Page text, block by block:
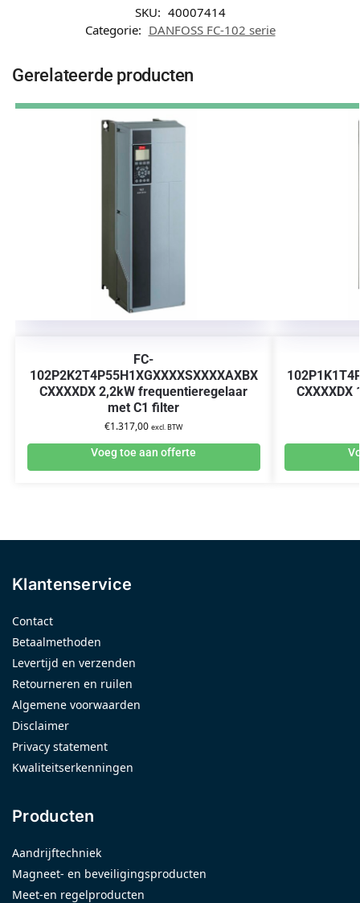
SKU: 40007414
Categorie: DANFOSS FC-102 serie
Gerelateerde producten
FC-
102P2K2T4P55H1XGXXXXSXXXXAXBX
CXXXXDX 2,2kW frequentieregelaar
met C1 filter
€1.317,00 excl. BTW
Voeg toe aan offerte
Klantenservice
Contact
Betaalmethoden
Levertijd en verzenden
Retourneren en ruilen
Algemene voorwaarden
Disclaimer
Privacy statement
Kwaliteitserkenningen
Producten
Aandrijftechniek
Magneet- en beveiligingsproducten
Meet-en regelproducten